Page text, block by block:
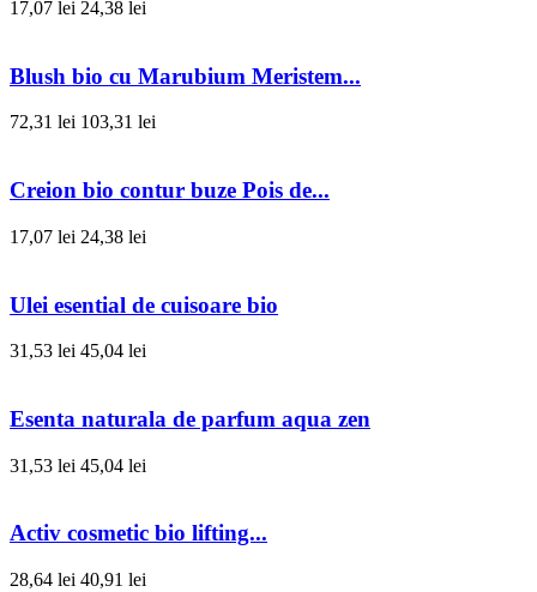
17,07 lei 24,38 lei
Blush bio cu Marubium Meristem...
72,31 lei 103,31 lei
Creion bio contur buze Pois de...
17,07 lei 24,38 lei
Ulei esential de cuisoare bio
31,53 lei 45,04 lei
Esenta naturala de parfum aqua zen
31,53 lei 45,04 lei
Activ cosmetic bio lifting...
28,64 lei 40,91 lei